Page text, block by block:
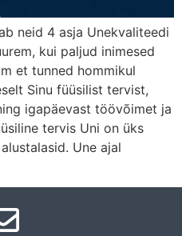
neid 4 asja Unekvaliteedi
kui paljud inimesed
et tunned hommikul
Sinu füüsilist tervist,
igapäevast töövõimet ja
tervis Uni on üks
Une ajal